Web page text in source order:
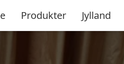
Produkter Jylland